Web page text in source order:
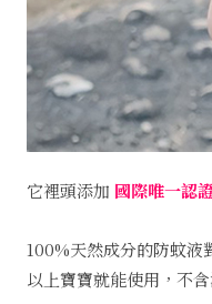
它裡頭添加 國際唯一認
100%天然成分的防蚊液
以上寶寶就能使用，不